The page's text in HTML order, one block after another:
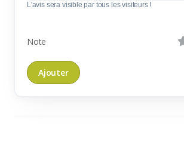
L'avis sera visible par tous les visiteurs !
Note